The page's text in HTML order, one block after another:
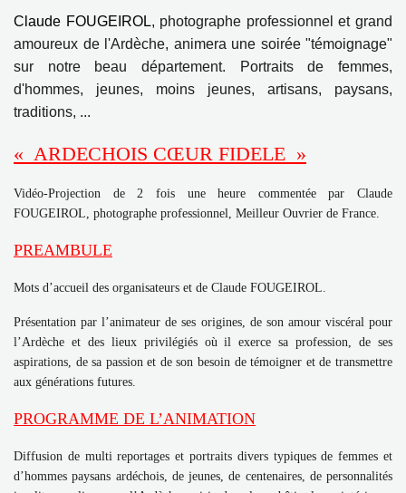
Claude FOUGEIROL, photographe professionnel et grand
amoureux de l'Ardèche, animera une soirée "témoignage"
sur notre beau département. Portraits de femmes,
d'hommes, jeunes, moins jeunes, artisans, paysans,
traditions, ...
« ARDECHOIS CŒUR FIDELE »
Vidéo-Projection de 2 fois une heure commentée par Claude
FOUGEIROL, photographe professionnel, Meilleur Ouvrier de France.
PREAMBULE
Mots d’accueil des organisateurs et de Claude FOUGEIROL.
Présentation par l’animateur de ses origines, de son amour viscéral pour
l’Ardèche et des lieux privilégiés où il exerce sa profession, de ses
aspirations, de sa passion et de son besoin de témoigner et de transmettre
aux générations futures.
PROGRAMME DE L’ANIMATION
Diffusion de multi reportages et portraits divers typiques de femmes et
d’hommes paysans ardéchois, de jeunes, de centenaires, de personnalités